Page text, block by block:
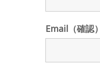
Email（確認）